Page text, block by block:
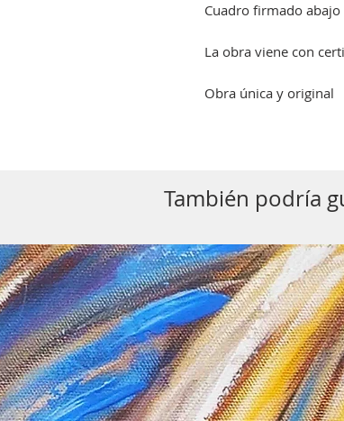
Cuadro firmado
La obra viene con
Obra única y original
También podría